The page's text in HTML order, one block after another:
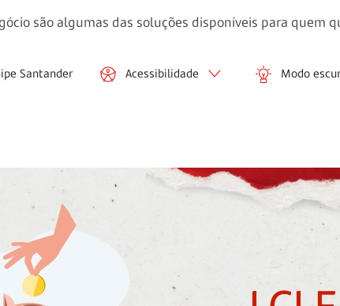
são algumas das soluções disponíveis para quem
Santander Acessibilidade Modo